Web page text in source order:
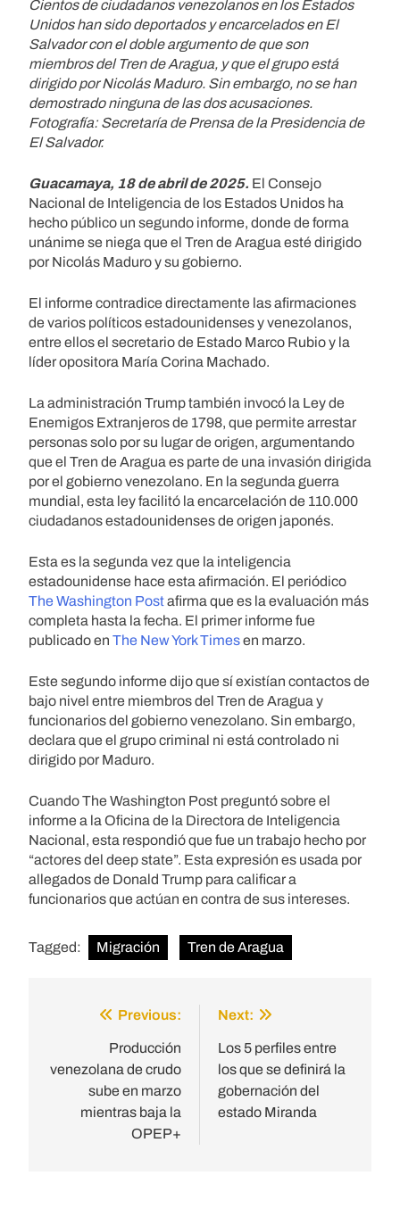
Cientos de ciudadanos venezolanos en los Estados
Unidos han sido deportados y encarcelados en El
Salvador con el doble argumento de que son
miembros del Tren de Aragua, y que el grupo está
dirigido por Nicolás Maduro. Sin embargo, no se han
demostrado ninguna de las dos acusaciones.
Fotografía: Secretaría de Prensa de la Presidencia de
El Salvador.
Guacamaya, 18 de abril de 2025. El Consejo
Nacional de Inteligencia de los Estados Unidos ha
hecho público un segundo informe, donde de forma
unánime se niega que el Tren de Aragua esté dirigido
por Nicolás Maduro y su gobierno.
El informe contradice directamente las afirmaciones
de varios políticos estadounidenses y venezolanos,
entre ellos el secretario de Estado Marco Rubio y la
líder opositora María Corina Machado.
La administración Trump también invocó la Ley de
Enemigos Extranjeros de 1798, que permite arrestar
personas solo por su lugar de origen, argumentando
que el Tren de Aragua es parte de una invasión dirigida
por el gobierno venezolano. En la segunda guerra
mundial, esta ley facilitó la encarcelación de 110.000
ciudadanos estadounidenses de origen japonés.
Esta es la segunda vez que la inteligencia
estadounidense hace esta afirmación. El periódico
The Washington Postafirma que es la evaluación más
completa hasta la fecha. El primer informe fue
publicado en The New York Timesen marzo.
Este segundo informe dijo que sí existían contactos de
bajo nivel entre miembros del Tren de Aragua y
funcionarios del gobierno venezolano. Sin embargo,
declara que el grupo criminal ni está controlado ni
dirigido por Maduro.
Cuando The Washington Post preguntó sobre el
informe a la Oficina de la Directora de Inteligencia
Nacional, esta respondió que fue un trabajo hecho por
“actores del deep state”. Esta expresión es usada por
allegados de Donald Trump para calificar a
funcionarios que actúan en contra de sus intereses.
Tagged: Migración Tren de Aragua
navigation
Previous:
Producción
venezolana de crudo
sube en marzo
mientras baja la
OPEP+
Next:
Los 5 perfiles entre
los que se definirá la
gobernación del
estado Miranda